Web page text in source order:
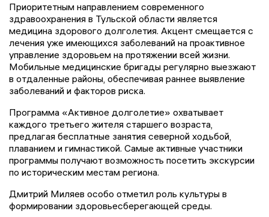
Приоритетным направлением современного
здравоохранения в Тульской области является
медицина здорового долголетия. Акцент смещается с
лечения уже имеющихся заболеваний на проактивное
управление здоровьем на протяжении всей жизни.
Мобильные медицинские бригады регулярно выезжают
в отдаленные районы, обеспечивая раннее выявление
заболеваний и факторов риска.
Программа «Активное долголетие» охватывает
каждого третьего жителя старшего возраста,
предлагая бесплатные занятия северной ходьбой,
плаванием и гимнастикой. Самые активные участники
программы получают возможность посетить экскурсии
по историческим местам региона.
Дмитрий Миляев особо отметил роль культуры в
формировании здоровьесберегающей среды.